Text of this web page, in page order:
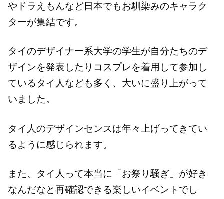
やドラえもんなど日本でもお馴染みのキャラク
ターが集結です。
タイのデザイナー系大学の学生が自分たちのデ
ザインを発表したりコスプレを着用して参加し
ているタイ人なども多く、大いに盛り上がって
いました。
タイ人のデザインセンスは年々上げってきてい
るように感じられます。
また、タイ人って本当に「お祭り騒ぎ」が好き
なんだなと再確認できる楽しいイベントでし